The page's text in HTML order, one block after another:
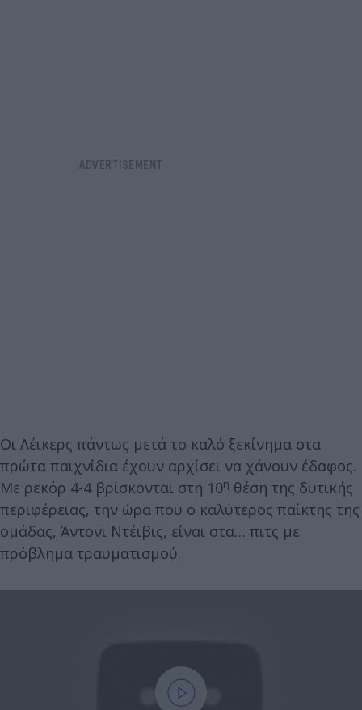
Οι Λέικερς πάντως μετά το καλό ξεκίνημα στα
πρώτα παιχνίδια έχουν αρχίσει να χάνουν έδαφος.
Με ρεκόρ 4-4 βρίσκονται στη 10η θέση της δυτικής
περιφέρειας, την ώρα που ο καλύτερος παίκτης της
ομάδας, Άντονι Ντέιβις, είναι στα… πιτς με
πρόβλημα τραυματισμού.